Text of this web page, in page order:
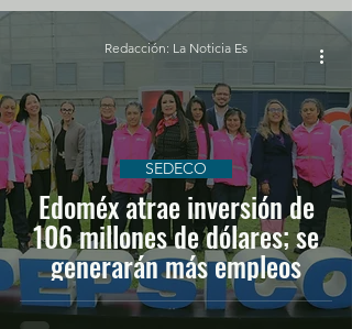
Edoméx atrae inversión de
106 millones de dólares; se
generarán más empleos
SEDECO
Redacción: La Noticia Es